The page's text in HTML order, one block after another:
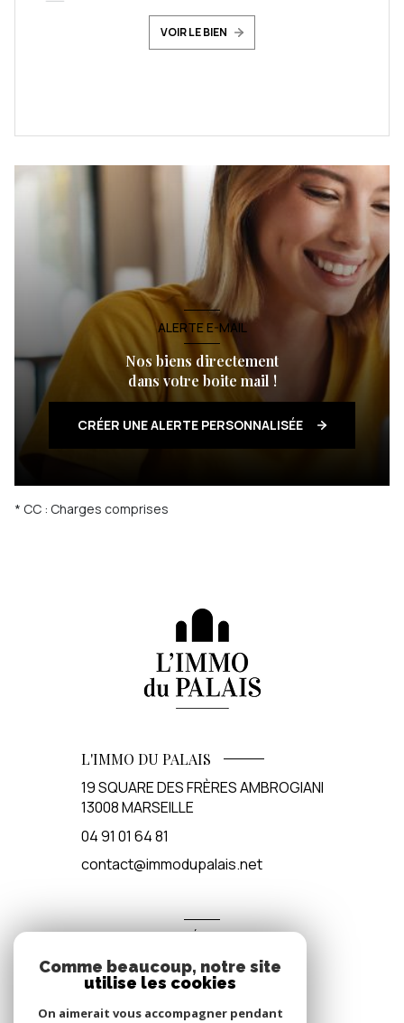
VOIR LE BIEN
ALERTE E-MAIL
Nos biens directement
dans votre boite mail !
CRÉER UNE ALERTE PERSONNALISÉE
* CC : Charges comprises
L'IMMO DU PALAIS
19 SQUARE DES FRÈRES AMBROGIANI
13008MARSEILLE
04 91 01 64 81
contact@immodupalais.net
ADHÉRENTS
Nous adhérons
Comme beaucoup, notre site
utilise les cookies
On aimerait vous accompagner pendant